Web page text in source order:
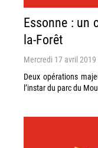
Essonne : un
la-Forêt
Mercredi 17 avril 2019
Deux opérations
l’instar du parc du